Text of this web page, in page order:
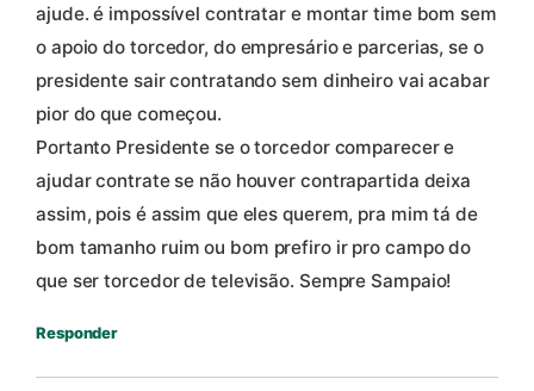
ajude. é impossível contratar e montar time bom sem
o apoio do torcedor, do empresário e parcerias, se o
presidente sair contratando sem dinheiro vai acabar
pior do que começou.
Portanto Presidente se o torcedor comparecer e
ajudar contrate se não houver contrapartida deixa
assim, pois é assim que eles querem, pra mim tá de
bom tamanho ruim ou bom prefiro ir pro campo do
que ser torcedor de televisão. Sempre Sampaio!
Responder